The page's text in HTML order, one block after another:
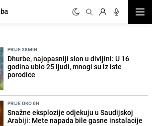
PRIJE 38MIN
Dhurbe, najopasniji slon u divljini: U 16
godina ubio 25 ljudi, mnogi su iz iste
porodice
PRIJE OKO 6H
Snažne eksplozije odjekuju u Saudijskoj
Arabiji: Mete napada bile gasne instalacije